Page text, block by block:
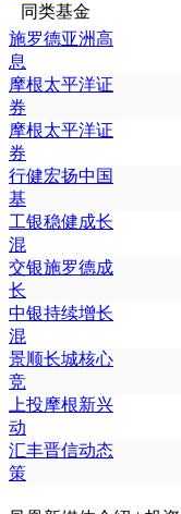
同类基金
施罗德亚洲高
息
摩根太平洋证
券
摩根太平洋证
券
行健宏扬中国
基
工银稳健成长
混
交银施罗德成
长
中银持续增长
混
景顺长城核心
竞
上投摩根新兴
动
汇丰晋信动态
策